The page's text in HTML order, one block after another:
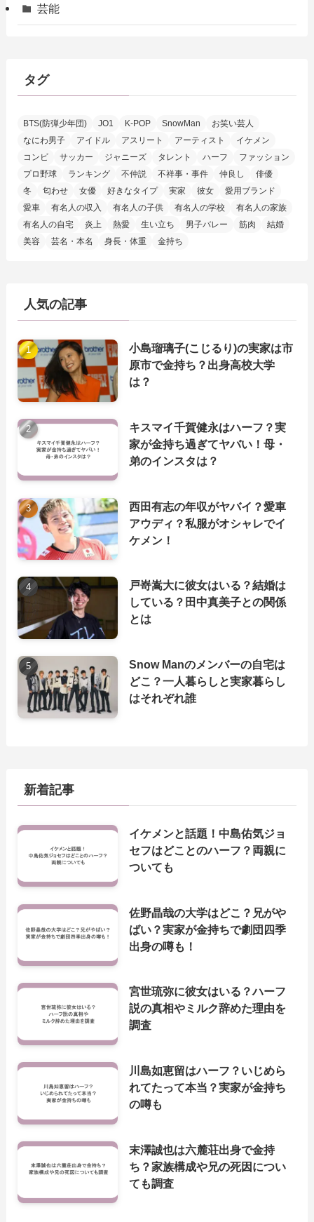
芸能
タグ
BTS(防弾少年団) JO1 K-POP SnowMan
お笑い芸人
なにわ男子
アイドル アスリート アーティスト
イケメン
コンビ
サッカー ジャニーズ タレント ハーフ
ファッション
プロ野球
ランキング 不仲説 不祥事・事件 仲良し
俳優
冬
匂わせ 女優 好きなタイプ 実家 彼女
愛用ブランド
愛車
有名人の収入 有名人の子供 有名人の学校
有名人の家族
有名人の自宅
炎上 熱愛 生い立ち 男子バレー 筋肉
結婚
美容
芸名・本名 身長・体重 金持ち
人気の記事
小島瑠璃子(こじるり)の実家は市
原市で金持ち？出身高校大学
は？
キスマイ千賀健永はハーフ？実
家が金持ち過ぎてヤバい！母・
弟のインスタは？
西田有志の年収がヤバイ？愛車
アウディ？私服がオシャレでイ
ケメン！
戸嵜嵩大に彼女はいる？結婚は
している？田中真美子との関係
とは
Snow Manのメンバーの自宅は
どこ？一人暮らしと実家暮らし
はそれぞれ誰
新着記事
イケメンと話題！中島佑気ジョ
セフはどことのハーフ？両親に
ついても
佐野晶哉の大学はどこ？兄がや
ばい？実家が金持ちで劇団四季
出身の噂も！
宮世琉弥に彼女はいる？ハーフ
説の真相やミルク辞めた理由を
調査
川島如恵留はハーフ？いじめら
れてたって本当？実家が金持ち
の噂も
末澤誠也は六麓荘出身で金持
ち？家族構成や兄の死因につい
ても調査